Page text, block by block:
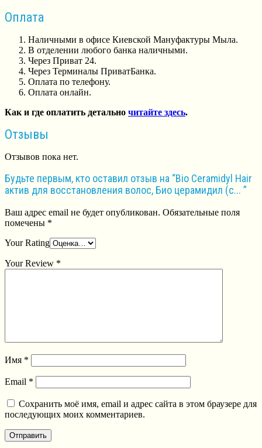
Оплата
Наличными в офисе Киевской Мануфактуры Мыла.
В отделении любого банка наличными.
Через Приват 24.
Через Терминалы ПриватБанка.
Оплата по телефону.
Оплата онлайн.
Как и где оплатить детально читайте здесь.
Отзывы
Отзывов пока нет.
Будьте первым, кто оставил отзыв на “Bio Ceramidyl Hair
актив для восстановления волос, Био церамидил (с... ”
Ваш адрес email не будет опубликован. Обязательные поля
помечены *
Your Rating
Your Review *
Имя *
Email *
Сохранить моё имя, email и адрес сайта в этом браузере для
последующих моих комментариев.